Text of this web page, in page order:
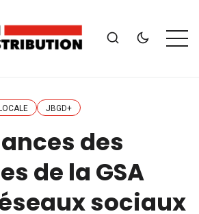
JBGD+
des
de la GSA
sociaux